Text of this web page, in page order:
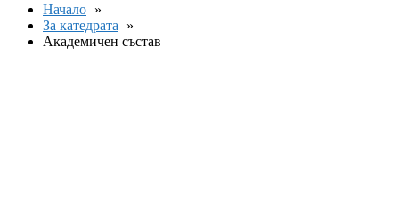
Начало
За катедрата
Академичен състав